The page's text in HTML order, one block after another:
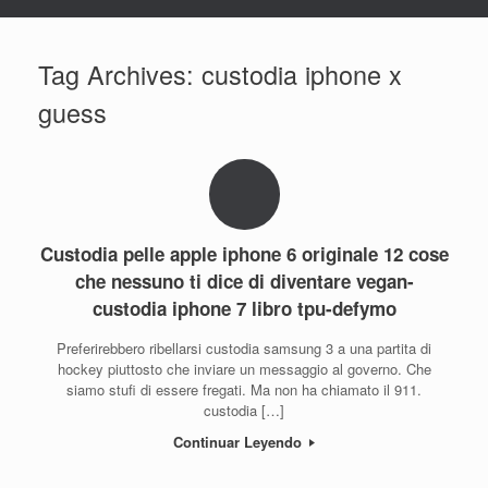
Tag Archives: custodia iphone x
guess
Custodia pelle apple iphone 6 originale 12 cose
che nessuno ti dice di diventare vegan-
custodia iphone 7 libro tpu-defymo
Preferirebbero ribellarsi custodia samsung 3 a una partita di
hockey piuttosto che inviare un messaggio al governo. Che
siamo stufi di essere fregati. Ma non ha chiamato il 911.
custodia […]
Continuar Leyendo